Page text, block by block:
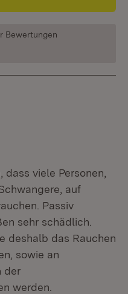
Bewertungen
viele Personen,
auf
Passiv
sehr schädlich.
deshalb das Rauchen
sowie an
der
werden.